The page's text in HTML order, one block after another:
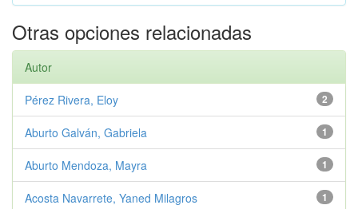
Otras opciones relacionadas
Autor
2
Pérez Rivera, Eloy
1
Aburto Galván, Gabriela
1
Aburto Mendoza, Mayra
1
Acosta Navarrete, Yaned Milagros